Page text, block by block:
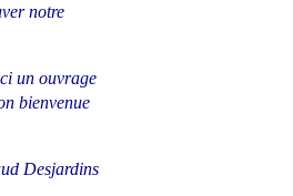
notre
un ouvrage
bienvenue
Desjardins